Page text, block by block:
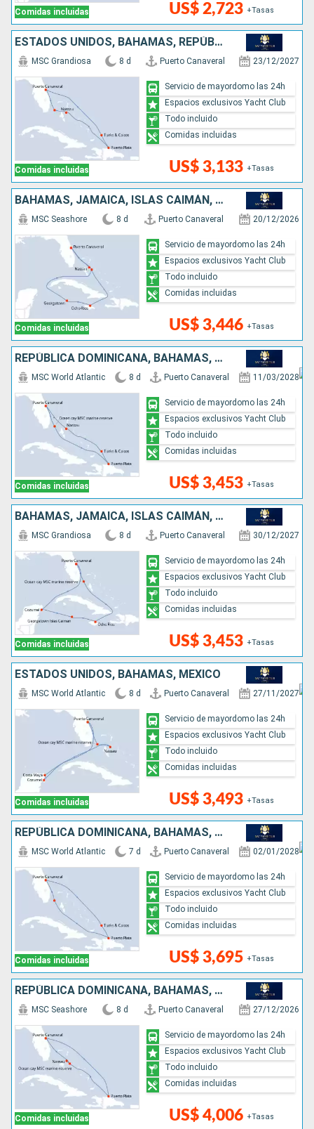
Comidas incluidas US$ 2,723 +Tasas
ESTADOS UNIDOS, BAHAMAS, REPÚBLICA DOMINICANA
Comidas incluidas
MSC Grandiosa 8 d Puerto Canaveral 23/12/2027
US$ 3,133 +Tasas
Servicio de mayordomo las 24h
Espacios exclusivos Yacht Club
Todo incluido
Comidas incluidas
BAHAMAS, JAMAICA, ISLAS CAIMÁN, ESTADOS UNIDOS
Comidas incluidas
MSC Seashore 8 d Puerto Canaveral 20/12/2026
US$ 3,446 +Tasas
Servicio de mayordomo las 24h
Espacios exclusivos Yacht Club
Todo incluido
Comidas incluidas
REPÚBLICA DOMINICANA, BAHAMAS, ESTADOS UNIDOS
Comidas incluidas
MSC World Atlantic 8 d Puerto Canaveral 11/03/2028
US$ 3,453 +Tasas
Servicio de mayordomo las 24h
Espacios exclusivos Yacht Club
Todo incluido
Comidas incluidas
BAHAMAS, JAMAICA, ISLAS CAIMÁN, MÉXICO, ESTADOS UNIDOS
Comidas incluidas
MSC Grandiosa 8 d Puerto Canaveral 30/12/2027
US$ 3,453 +Tasas
Servicio de mayordomo las 24h
Espacios exclusivos Yacht Club
Todo incluido
Comidas incluidas
ESTADOS UNIDOS, BAHAMAS, MÉXICO
Comidas incluidas
MSC World Atlantic 8 d Puerto Canaveral 27/11/2027
US$ 3,493 +Tasas
Servicio de mayordomo las 24h
Espacios exclusivos Yacht Club
Todo incluido
Comidas incluidas
REPÚBLICA DOMINICANA, BAHAMAS, ESTADOS UNIDOS
Comidas incluidas
MSC World Atlantic 7 d Puerto Canaveral 02/01/2028
US$ 3,695 +Tasas
Servicio de mayordomo las 24h
Espacios exclusivos Yacht Club
Todo incluido
Comidas incluidas
REPÚBLICA DOMINICANA, BAHAMAS, ESTADOS UNIDOS
Comidas incluidas
MSC Seashore 8 d Puerto Canaveral 27/12/2026
US$ 4,006 +Tasas
Servicio de mayordomo las 24h
Espacios exclusivos Yacht Club
Todo incluido
Comidas incluidas